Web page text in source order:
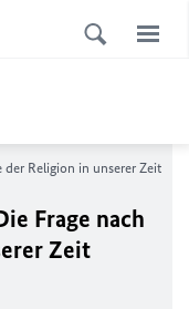
der Religion in unserer Zeit
Frage nach
Zeit